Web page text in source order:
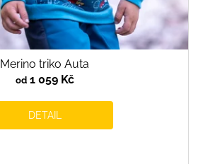
Merino triko Auta
od1 059 Kč
DETAIL